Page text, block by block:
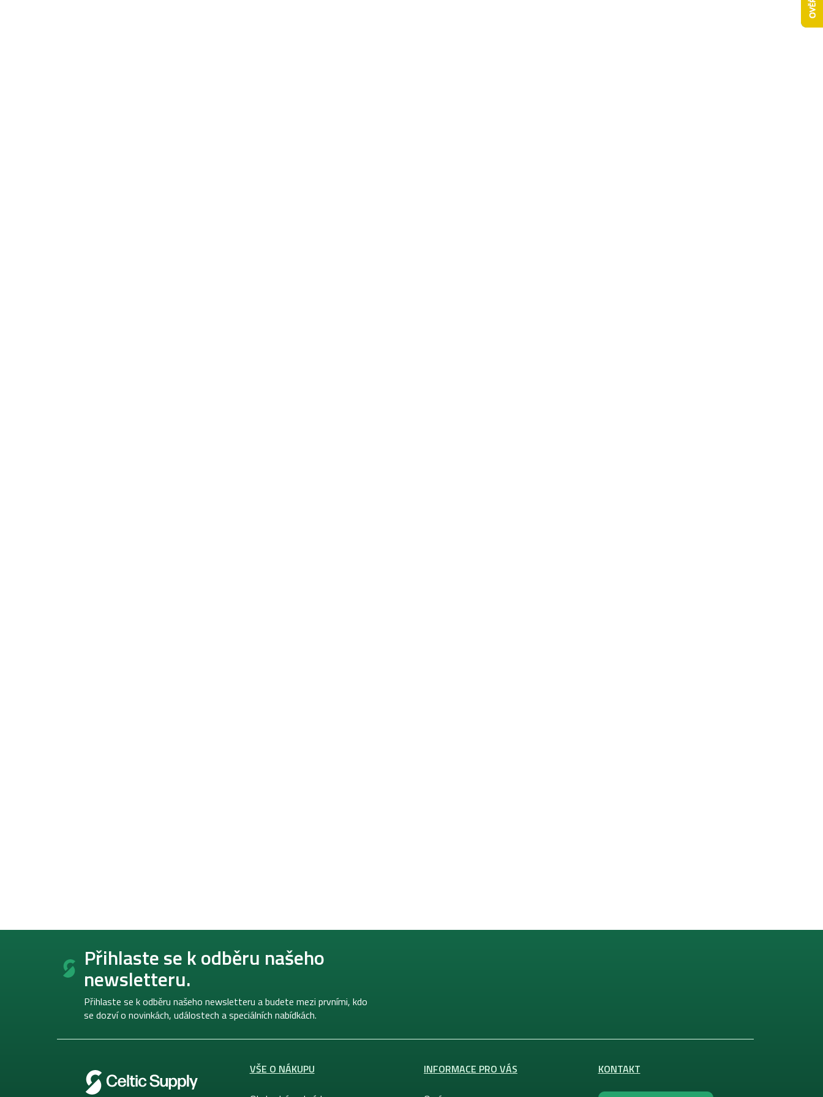
Z
Přihlaste se k odběru našeho
newsletteru.
Přihlaste se k odběru našeho newsletteru a budete mezi prvními, kdo
se dozví o novinkách, událostech a speciálních nabídkách.
VŠE O NÁKUPU INFORMACE PRO VÁS KONTAKT